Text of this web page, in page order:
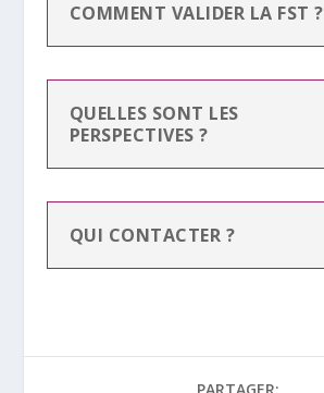
COMMENT VALIDER LA FST ?
QUELLES SONT LES
PERSPECTIVES ?
QUI CONTACTER ?